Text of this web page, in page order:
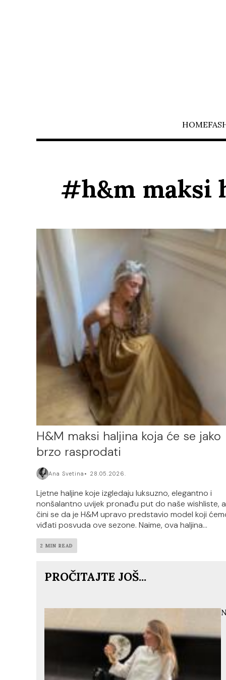
HOME
#h&m maksi
H&M maksi haljina koja će se jako
brzo rasprodati
Ana Svetina 28.05.2026.
Ljetne haljine koje izgledaju luksuzno, elegantno i
nonšalantno uvijek pronađu put do naše wishliste, a
čini se da je H&M upravo predstavio model koji
viđati posvuda ove sezone. Naime, ova haljina...
2 MIN READ
PROČITAJTE JOŠ...